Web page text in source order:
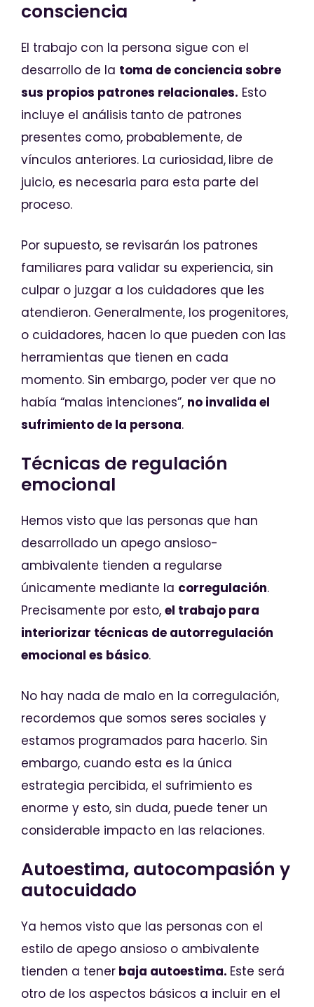
consciencia
El trabajo con la persona sigue con el
desarrollo de la toma de conciencia sobre
sus propios patrones relacionales. Esto
incluye el análisis tanto de patrones
presentes como, probablemente, de
vínculos anteriores. La curiosidad, libre de
juicio, es necesaria para esta parte del
proceso.
Por supuesto, se revisarán los patrones
familiares para validar su experiencia, sin
culpar o juzgar a los cuidadores que les
atendieron. Generalmente, los progenitores,
o cuidadores, hacen lo que pueden con las
herramientas que tienen en cada
momento. Sin embargo, poder ver que no
había “malas intenciones”, no invalida el
sufrimiento de la persona.
Técnicas de regulación
emocional
Hemos visto que las personas que han
desarrollado un apego ansioso-
ambivalente tienden a regularse
únicamente mediante la corregulación.
Precisamente por esto, el trabajo para
interiorizar técnicas de autorregulación
emocional es básico.
No hay nada de malo en la corregulación,
recordemos que somos seres sociales y
estamos programados para hacerlo. Sin
embargo, cuando esta es la única
estrategia percibida, el sufrimiento es
enorme y esto, sin duda, puede tener un
considerable impacto en las relaciones.
Autoestima, autocompasión y
autocuidado
Ya hemos visto que las personas con el
estilo de apego ansioso o ambivalente
tienden a tener baja autoestima. Este será
otro de los aspectos básicos a incluir en el